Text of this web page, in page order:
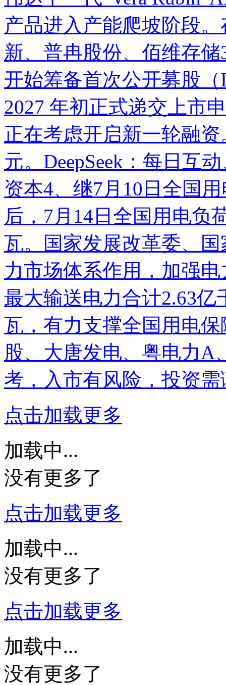
产品进入产能爬坡阶段
新、 普冉股份、 佰维存储
开始筹备首次公开募股
2027 年初正式递交上市
正在考虑开启新一轮融
元。DeepSeek： 每日互动
资本4、继7月10日全国
后，7月14日全国用电负
瓦。国家发展改革委、
力市场体系作用，加强
最大输送电力合计2.63亿
瓦，有力支撑全国用电
股、 大唐发电、粤电力A
考，入市有风险，投资需
点击加载更多
加载中...
没有更多了
点击加载更多
加载中...
没有更多了
点击加载更多
加载中...
没有更多了